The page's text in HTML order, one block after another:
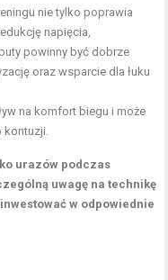
nie tylko poprawia
napięcia,
, buty powinny być dobrze
oraz wsparcie dla łuku
na komfort biegu i może
urazów podczas
uwagę na technikę
w odpowiednie